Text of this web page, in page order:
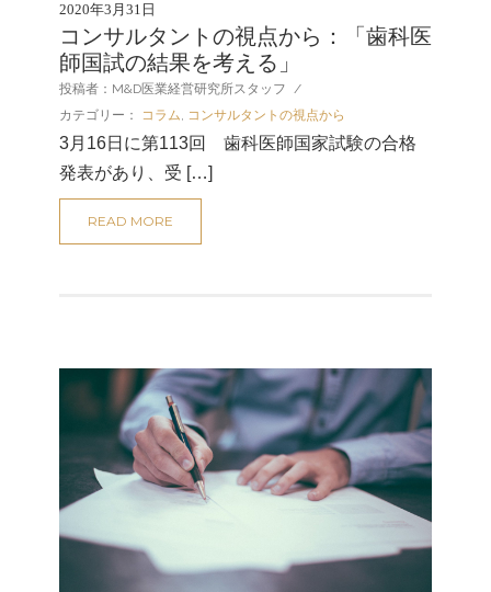
2020年3月31日
コンサルタントの視点から：「歯科医
師国試の結果を考える」
投稿者：M&D医業経営研究所スタッフ /
カテゴリー：
コラム, コンサルタントの視点から
3月16日に第113回 歯科医師国家試験の合格
発表があり、受 […]
READ MORE